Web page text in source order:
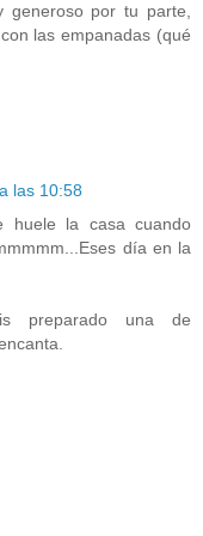
generoso por tu parte,
las empanadas (qué
las 10:58
huele la casa cuando
día en la
preparado una de